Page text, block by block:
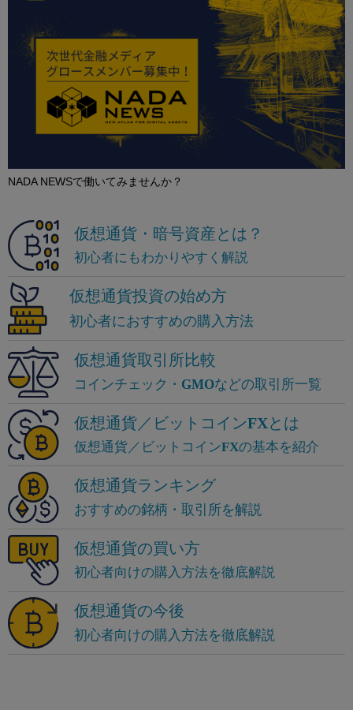
NADA NEWSで働いてみませんか？